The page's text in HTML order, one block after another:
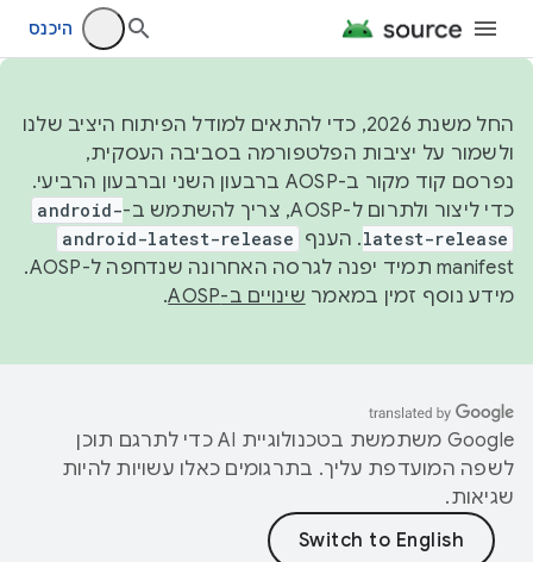
היכנס
החל משנת 2026, כדי להתאים למודל הפיתוח היציב שלנו
ולשמור על יציבות הפלטפורמה בסביבה העסקית,
נפרסם קוד מקור ב-AOSP ברבעון השני וברבעון הרביעי.
כדי ליצור ולתרום ל-AOSP, צריך להשתמש ב-
android-
latest-release. הענף android-latest-release
manifest תמיד יפנה לגרסה האחרונה שנדחפה ל-AOSP.
מידע נוסף זמין במאמר שינויים ב-AOSP .
‫Google משתמשת בטכנולוגיית AI כדי לתרגם תוכן
לשפה המועדפת עליך. בתרגומים כאלו עשויות להיות
שגיאות.